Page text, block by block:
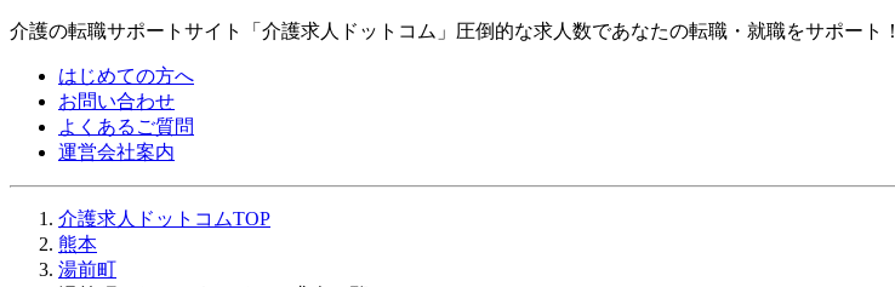
介護の転職サポートサイト「介護求人ドットコム」圧倒的な求人数であなたの転職・就職をサポート！
はじめての方へ
お問い合わせ
よくあるご質問
運営会社案内
介護求人ドットコムTOP
熊本
湯前町